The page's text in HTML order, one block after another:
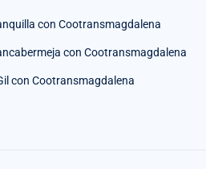
con Cootransmagdalena
con Cootransmagdalena
con Cootransmagdalena